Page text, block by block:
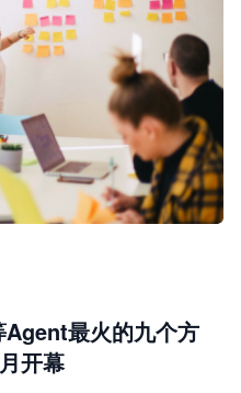
最火的九个方
开幕